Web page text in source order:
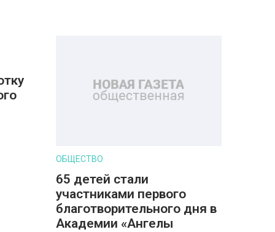
ОБЩЕСТВО
65 детей стали
участниками первого
благотворительного дня в
Академии «Ангелы